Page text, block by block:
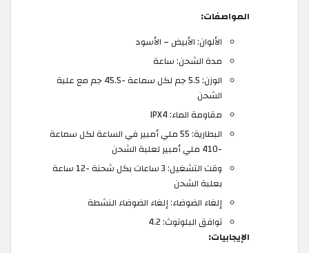
المواصفات:
الألوان: الأبيض – الأسود
مدة الشحن: ساعة
الوزن: 5.5 جم لكل سماعة -45.5 جم مع علبة
الشحن
مقاومة الماء: IPX4
البطارية: 55 ملي أمبير في الساعة لكل سماعة
-410 ملي أمبير لعلبة الشحن
وقت التشغيل: 3 ساعات بكل شحنة -12 ساعة
بعلبة الشحن
إلغاء الضوضاء: إلغاء الضوضاء النشطة
توافق البلوتوث: 4.2
الإيجابيات: